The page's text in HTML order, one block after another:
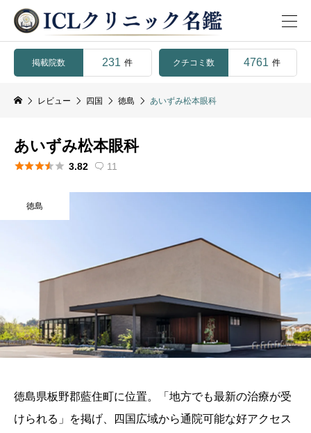
掲載院数 231 件 クチコミ数 4761 件
レビュー 四国 徳島 あいずみ松本眼科
あいずみ松本眼科
 3.82  11
徳島
徳島県板野郡藍住町に位置。「地方でも最新の治療が受
けられる」を掲げ、四国広域から通院可能な好アクセス